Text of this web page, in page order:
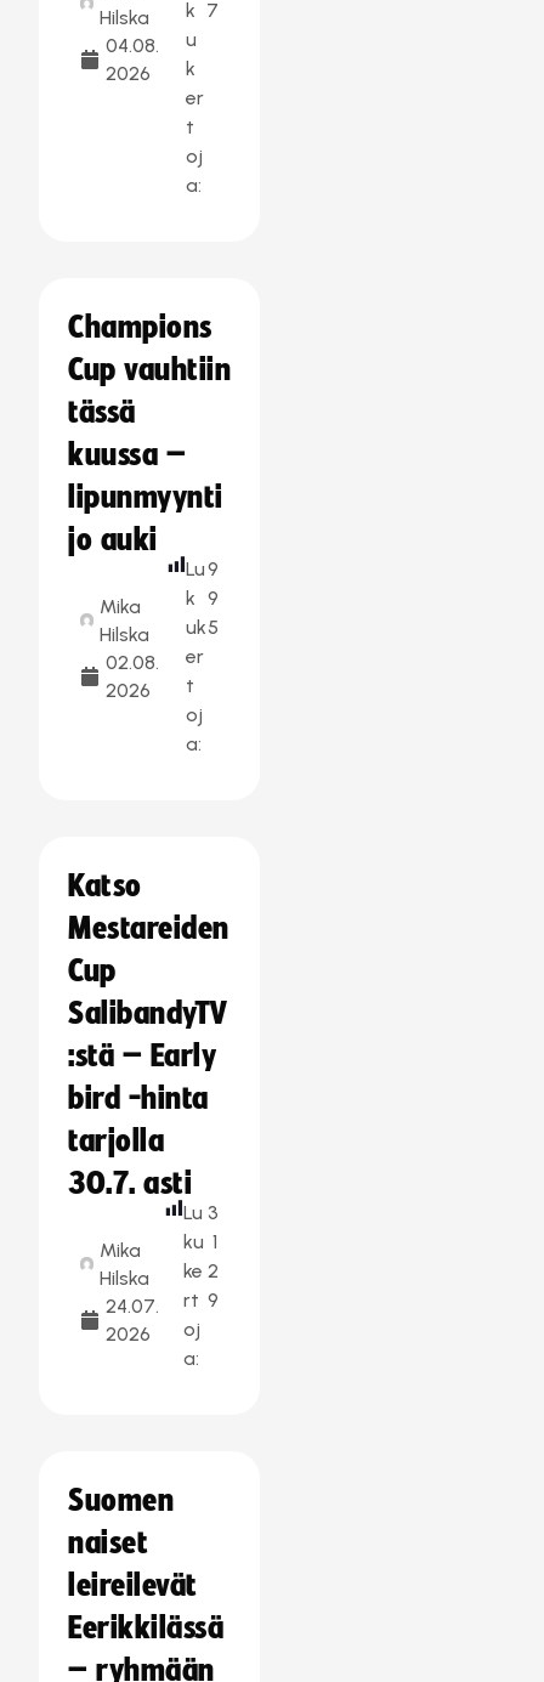
Hilska
04.08.
2026
k
u
k
er
t
oj
a:
7
Champions
Cup vauhtiin
tässä
kuussa –
lipunmyynti
jo auki
Mika
Hilska
02.08.
2026
Lu
k
uk
er
t
oj
a:
9
9
5
Katso
Mestareiden
Cup
SalibandyTV
:stä – Early
bird -hinta
tarjolla
30.7. asti
Mika
Hilska
24.07.
2026
Lu
ku
ke
rt
oj
a:
3
1
2
9
Suomen
naiset
leireilevät
Eerikkilässä
– ryhmään